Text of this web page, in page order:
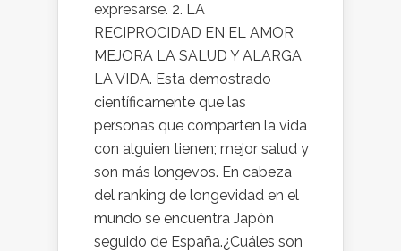
expresarse. 2. LA
RECIPROCIDAD EN EL AMOR
MEJORA LA SALUD Y ALARGA
LA VIDA. Esta demostrado
científicamente que las
personas que comparten la vida
con alguien tienen; mejor salud y
son más longevos. En cabeza
del ranking de longevidad en el
mundo se encuentra Japón
seguido de España.¿Cuáles son